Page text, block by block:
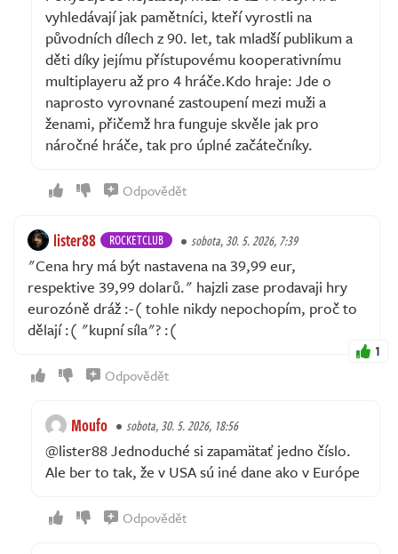
vyhledávají jak pamětníci, kteří vyrostli na
původních dílech z 90. let, tak mladší publikum a
děti díky jejímu přístupovému kooperativnímu
multiplayeru až pro 4 hráče.Kdo hraje: Jde o
naprosto vyrovnané zastoupení mezi muži a
ženami, přičemž hra funguje skvěle jak pro
náročné hráče, tak pro úplné začátečníky.
Odpovědět
lister88 ROCKETCLUB sobota, 30. 5. 2026, 7:39
"Cena hry má být nastavena na 39,99 eur,
respektive 39,99 dolarů." hajzli zase prodavaji hry
eurozóně dráž :-( tohle nikdy nepochopím, proč to
dělají :( "kupní síla"? :(
1
Odpovědět
Moufo sobota, 30. 5. 2026, 18:56
@lister88 Jednoduché si zapamätať jedno číslo.
Ale ber to tak, že v USA sú iné dane ako v Európe
Odpovědět